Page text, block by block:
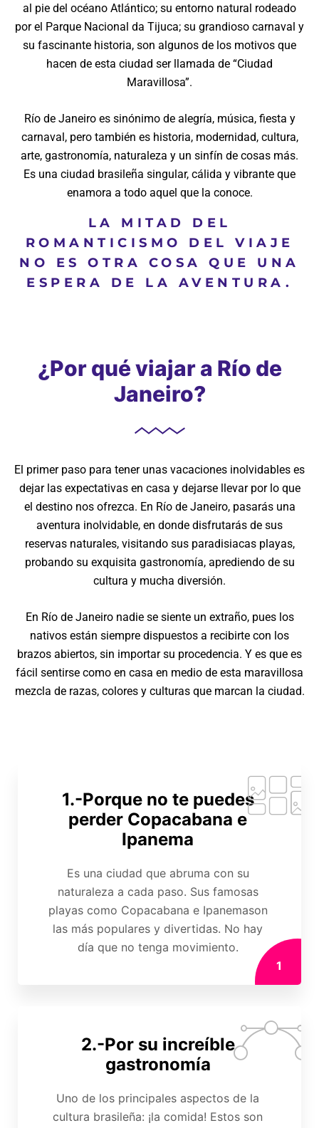
al pie del océano Atlántico; su entorno natural rodeado
por el Parque Nacional da Tijuca; su grandioso carnaval y
su fascinante historia, son algunos de los motivos que
hacen de esta ciudad ser llamada de “Ciudad
Maravillosa”.
Río de Janeiro es sinónimo de alegría, música, fiesta y
carnaval, pero también es historia, modernidad, cultura,
arte, gastronomía, naturaleza y un sinfín de cosas más.
Es una ciudad brasileña singular, cálida y vibrante que
enamora a todo aquel que la conoce.
LA MITAD DEL
ROMANTICISMO DEL VIAJE
NO ES OTRA COSA QUE UNA
ESPERA DE LA AVENTURA.
¿Por qué viajar a Río de
Janeiro?
El primer paso para tener unas vacaciones inolvidables es
dejar las expectativas en casa y dejarse llevar por lo que
el destino nos ofrezca. En Río de Janeiro, pasarás una
aventura inolvidable, en donde disfrutarás de sus
reservas naturales, visitando sus paradisiacas playas,
probando su exquisita gastronomía, aprediendo de su
cultura y mucha diversión.
En Río de Janeiro nadie se siente un extraño, pues los
nativos están siempre dispuestos a recibirte con los
brazos abiertos, sin importar su procedencia. Y es que es
fácil sentirse como en casa en medio de esta maravillosa
mezcla de razas, colores y culturas que marcan la ciudad.
1.-Porque no te puedes
perder Copacabana e
Ipanema
Es una ciudad que abruma con su
naturaleza a cada paso. Sus famosas
playas como Copacabana e Ipanemason
las más populares y divertidas. No hay
día que no tenga movimiento.
1
2.-Por su increíble
gastronomía
Uno de los principales aspectos de la
cultura brasileña: ¡la comida! Estos son